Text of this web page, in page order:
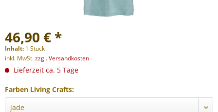
46,90 € *
Inhalt: 1 Stück
inkl. MwSt.zzgl. Versandkosten
Lieferzeit ca. 5 Tage
Farben Living Crafts: